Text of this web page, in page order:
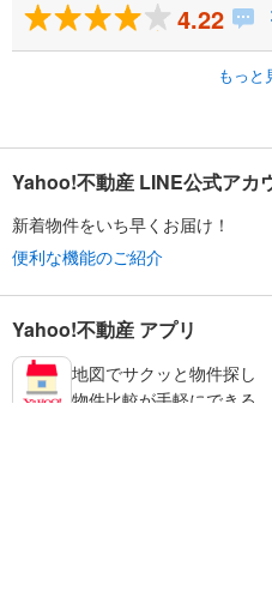
4.22
もっと
Yahoo!不動産 LINE公式アカ
新着物件をいち早くお届け！
便利な機能のご紹介
Yahoo!不動産 アプリ
地図でサクッと物件探し
物件比較が手軽にできる